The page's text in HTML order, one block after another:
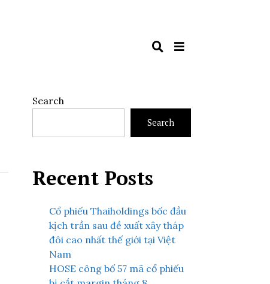
Search
Search
Recent Posts
Cổ phiếu Thaiholdings bốc đầu
kịch trần sau đề xuất xây tháp
đôi cao nhất thế giới tại Việt
Nam
HOSE công bố 57 mã cổ phiếu